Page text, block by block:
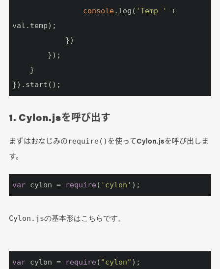
console.log( 'Temp '
+
val.temp);
}).start();
1. Cylon.jsを呼び出す
まずはおなじみのrequire() を使ってCylon.jsを呼び出しま
す。
var cylon = require ( 'cylon' );
Cylon.jsの基本形はこちらです。
var cylon = require ( "cylon" );